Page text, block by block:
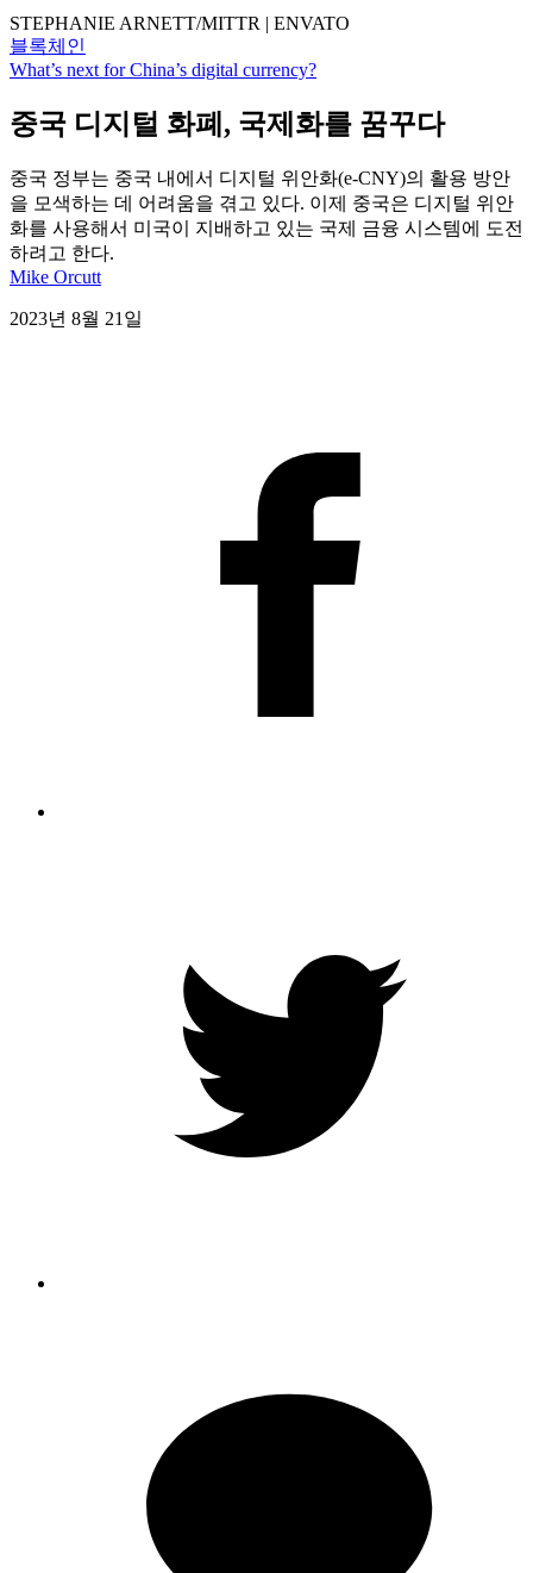
STEPHANIE ARNETT/MITTR | ENVATO
블록체인
What’s next for China’s digital currency?
중국 디지털 화폐, 국제화를 꿈꾸다
중국 정부는 중국 내에서 디지털 위안화(e-CNY)의 활용 방안
을 모색하는 데 어려움을 겪고 있다. 이제 중국은 디지털 위안
화를 사용해서 미국이 지배하고 있는 국제 금융 시스템에 도전
하려고 한다.
Mike Orcutt
2023년 8월 21일